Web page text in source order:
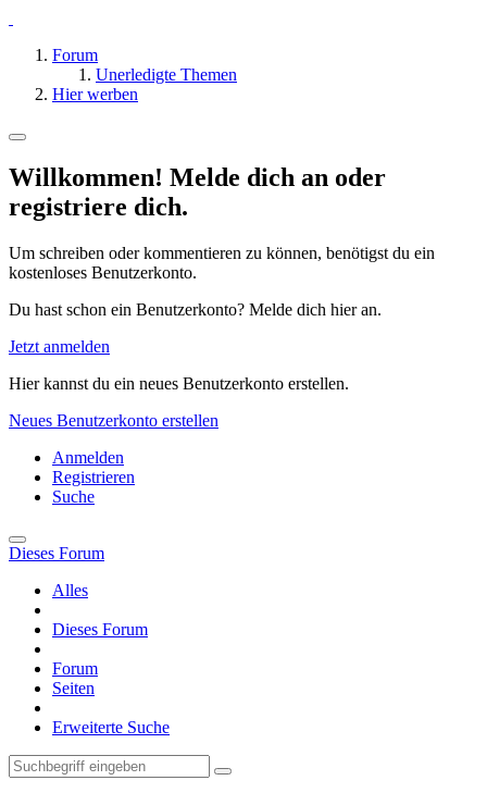
Forum
Unerledigte Themen
Hier werben
Willkommen! Melde dich an oder
registriere dich.
Um schreiben oder kommentieren zu können, benötigst du ein
kostenloses Benutzerkonto.
Du hast schon ein Benutzerkonto? Melde dich hier an.
Jetzt anmelden
Hier kannst du ein neues Benutzerkonto erstellen.
Neues Benutzerkonto erstellen
Anmelden
Registrieren
Suche
Dieses Forum
Alles
Dieses Forum
Forum
Seiten
Erweiterte Suche